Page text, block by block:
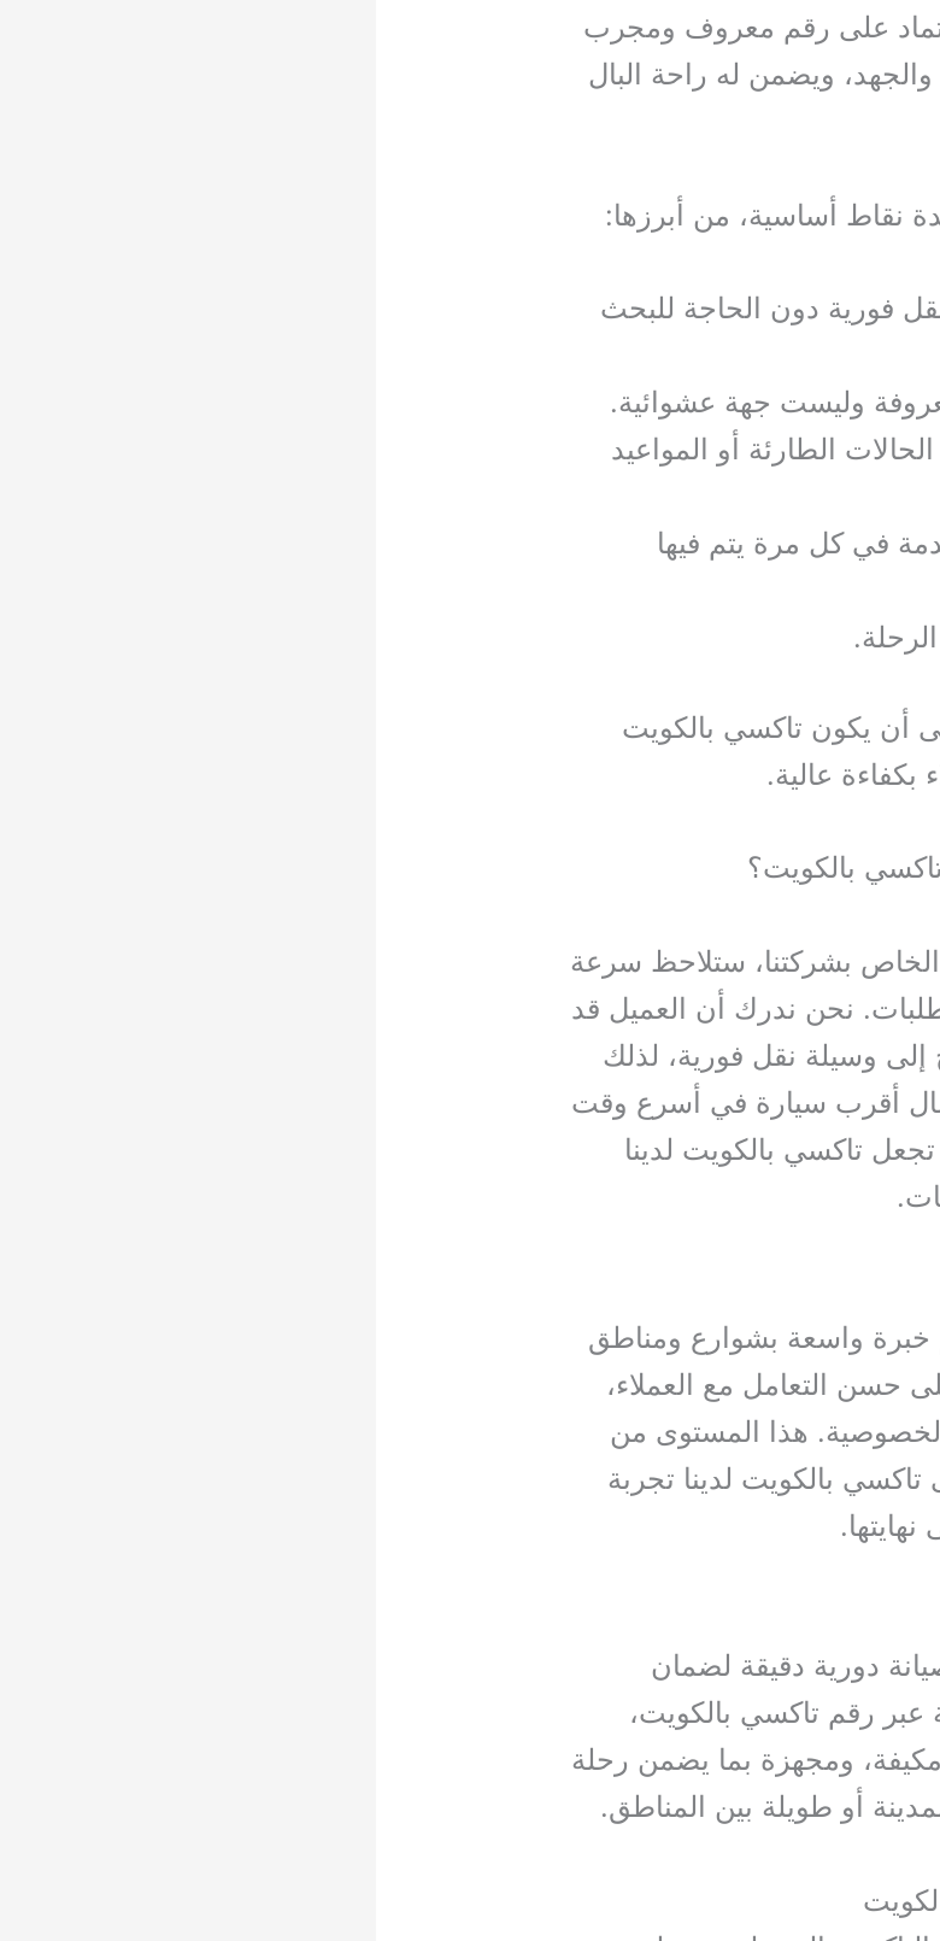
على رقم معروف ومجرب
ويضمن له راحة البال
نقاط أساسية، من أبرزها:
فورية دون الحاجة للبحث
وليست جهة عشوائية.
الطارئة أو المواعيد
في كل مرة يتم فيها
أن يكون تاكسي بالكويت
بكفاءة عالية.
بالكويت؟
بشركتنا، ستلاحظ سرعة
نحن ندرك أن العميل قد
وسيلة نقل فورية، لذلك
أقرب سيارة في أسرع وقت
تاكسي بالكويت لدينا
خبرة واسعة بشوارع ومناطق
حسن التعامل مع العملاء،
الخصوصية. هذا المستوى من
بالكويت لدينا تجربة
دورية دقيقة لضمان
عبر رقم تاكسي بالكويت،
ومجهزة بما يضمن رحلة
أو طويلة بين المناطق.